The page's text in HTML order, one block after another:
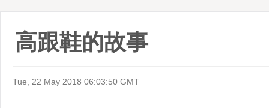
高跟鞋的故事
Tue, 22 May 2018 06:03:50 GMT